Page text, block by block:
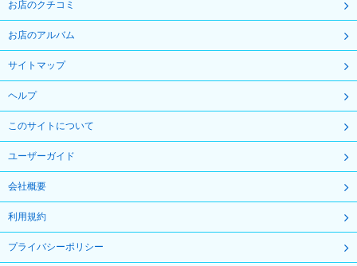
お店のクチコミ
お店のアルバム
サイトマップ
ヘルプ
このサイトについて
ユーザーガイド
会社概要
利用規約
プライバシーポリシー